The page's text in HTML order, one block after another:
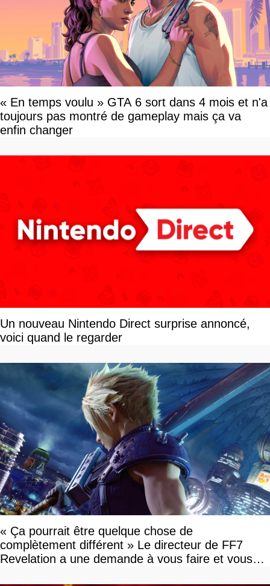
« En temps voulu » GTA 6 sort dans 4 mois et n'a
toujours pas montré de gameplay mais ça va
enfin changer
Un nouveau Nintendo Direct surprise annoncé,
voici quand le regarder
« Ça pourrait être quelque chose de
complètement différent » Le directeur de FF7
Revelation a une demande à vous faire et vous